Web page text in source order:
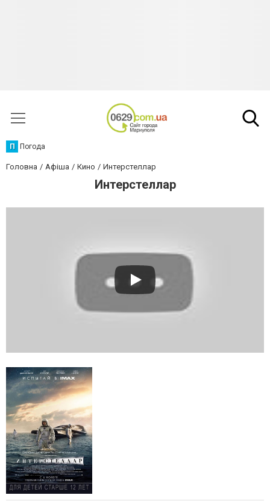
П Погода
Головна Афіша Кино Интерстеллар
Интерстеллар